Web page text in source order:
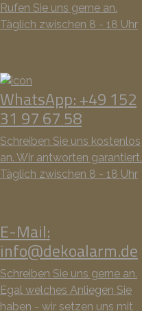
Rufen Sie uns gerne an.
Täglich zwischen 8 - 18 Uhr
WhatsApp: +49 152
31 97 67 58
Schreiben Sie uns kostenlos
an. Wir antworten garantiert.
Täglich zwischen 8 - 18 Uhr
E-Mail:
info@dekoalarm.de
Schreiben Sie uns gerne an.
Egal welches Anliegen Sie
haben - wir setzen uns mit